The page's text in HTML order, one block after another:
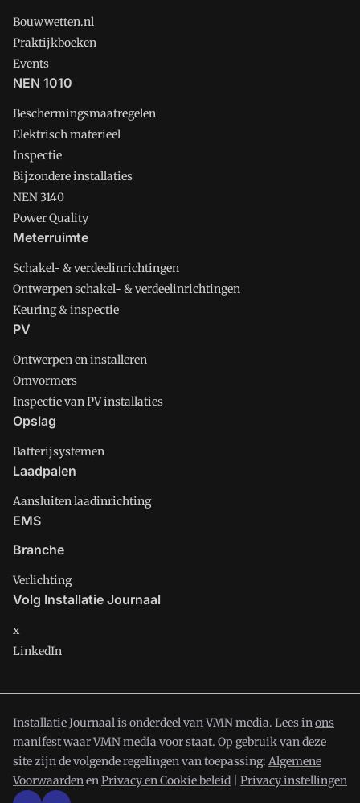
Bouwwetten.nl
Praktijkboeken
Events
NEN 1010
Beschermingsmaatregelen
Elektrisch materieel
Inspectie
Bijzondere installaties
NEN 3140
Power Quality
Meterruimte
Schakel- & verdeelinrichtingen
Ontwerpen schakel- & verdeelinrichtingen
Keuring & inspectie
PV
Ontwerpen en installeren
Omvormers
Inspectie van PV installaties
Opslag
Batterijsystemen
Laadpalen
Aansluiten laadinrichting
EMS
Branche
Verlichting
Volg Installatie Journaal
x
LinkedIn
Installatie Journaal is onderdeel van VMN media. Lees inons
manifestwaar VMN media voor staat. Op gebruik van deze
site zijn de volgende regelingen van toepassing: Algemene
VoorwaardenenPrivacy en Cookie beleid Privacy instellingen